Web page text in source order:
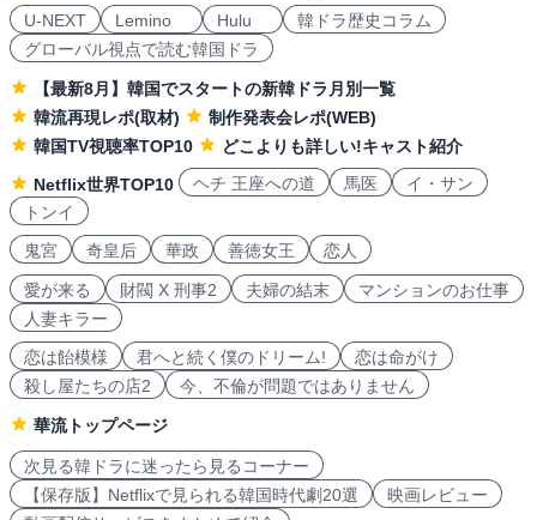
U-NEXT
Lemino Hulu
韓ドラ歴史コラム
グローバル視点で読む韓国ドラ
【最新8月】韓国でスタートの新韓ドラ月別一覧
韓流再現レポ(取材)
制作発表会レポ(WEB)
韓国TV視聴率TOP10
どこよりも詳しい!キャスト紹介
Netflix世界TOP10
ヘチ 王座への道 馬医
イ・サン
トンイ
鬼宮
奇皇后 華政 善徳女王 恋人
愛が来る 財閥 X 刑事2 夫婦の結末
マンションのお仕事
人妻キラー
恋は飴模様
君へと続く僕のドリーム!
恋は命がけ
殺し屋たちの店2
今、不倫が問題ではありません
華流トップページ
次見る韓ドラに迷ったら見るコーナー
【保存版】Netflixで見られる韓国時代劇20選
映画レビュー